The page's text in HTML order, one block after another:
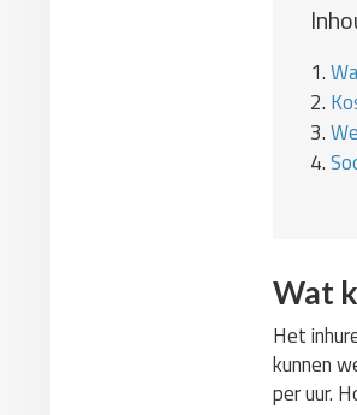
1.
2.
3.
4.
Wat
Het
kunnen
per uur.